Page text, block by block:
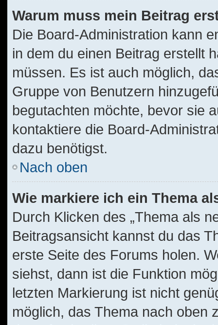
Warum muss mein Beitrag
Die Board-Administration kann
in dem du einen Beitrag erstellt
müssen. Es ist auch möglich,
Gruppe von Benutzern
begutachten möchte, bevor sie
kontaktiere die Board-
dazu benötigst.
Nach oben
Wie markiere ich ein Thema
Durch Klicken des „Thema als
Beitragsansicht kannst du das
erste Seite des Forums holen.
siehst, dann ist die Funktion
letzten Markierung ist nicht
möglich, das Thema nach oben